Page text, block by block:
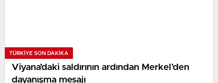
TÜRKIYE SON DAKİKA
Viyana’daki saldırının ardından Merkel’den
dayanışma mesajı